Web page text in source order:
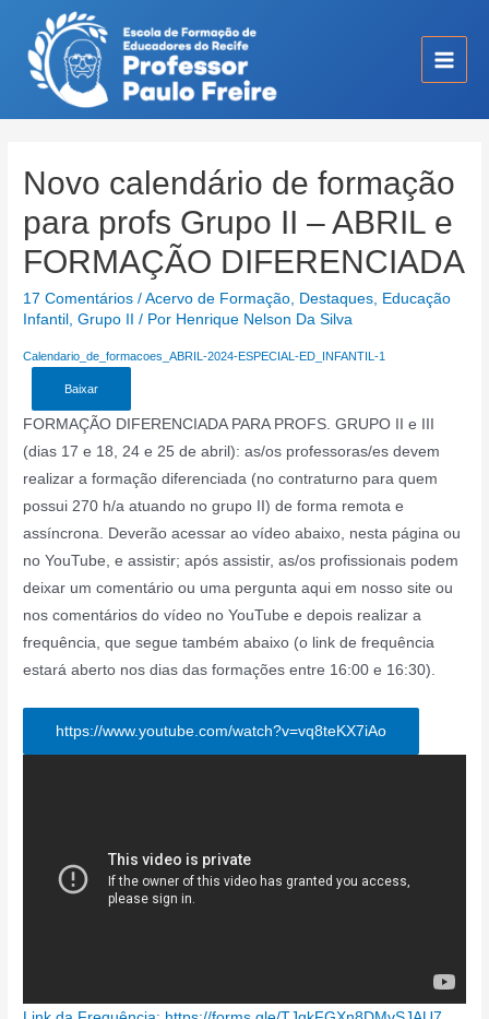
conteúdo
Main
Novo calendário de formação
para profs Grupo II – ABRIL e
FORMAÇÃO DIFERENCIADA
17 Comentários /Acervo de Formação, Destaques, Educação
Infantil ,Grupo II / Por Henrique Nelson Da Silva
Calendario_de_formacoes_ABRIL-2024-ESPECIAL-ED_INFANTIL-1
Baixar
FORMAÇÃO DIFERENCIADA PARA PROFS. GRUPO II e III
(dias 17 e 18, 24 e 25 de abril): as/os professoras/es devem
realizar a formação diferenciada (no contraturno para quem
possui 270 h/a atuando no grupo II) de forma remota e
assíncrona. Deverão acessar ao vídeo abaixo, nesta página ou
no YouTube, e assistir; após assistir, as/os profissionais podem
deixar um comentário ou uma pergunta aqui em nosso site ou
nos comentários do vídeo no YouTube e depois realizar a
frequência, que segue também abaixo (o link de frequência
estará aberto nos dias das formações entre 16:00 e 16:30).
https://www.youtube.com/watch?v=vq8teKX7iAo